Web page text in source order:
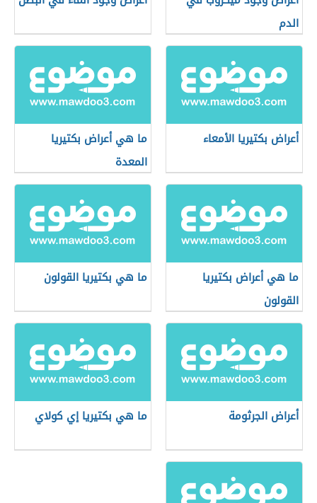
الدم
أعراض بكتيريا الأمعاء
ما هي أعراض بكتيريا
المعدة
ما هي أعراض بكتيريا
القولون
ما هي بكتيريا القولون
أعراض الجرثومة ما هي بكتيريا إي كولاي